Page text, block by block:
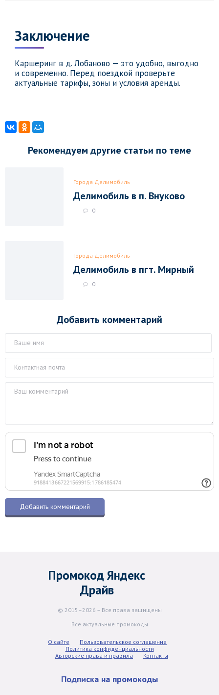
Заключение
Каршеринг в д. Лобаново — это удобно, выгодно
и современно. Перед поездкой проверьте
актуальные тарифы, зоны и условия аренды.
Рекомендуем другие статьи по теме
Города Делимобиль
Делимобиль в п. Внуково
0
Города Делимобиль
Делимобиль в пгт. Мирный
0
Добавить комментарий
Промокод Яндекс
Драйв
© 2015–2026 – Все права защищены
Все актуальные промокоды
О сайте
Пользовательское соглашение
Политика конфиденциальности
Авторские права и правила
Контакты
Подписка на промокоды